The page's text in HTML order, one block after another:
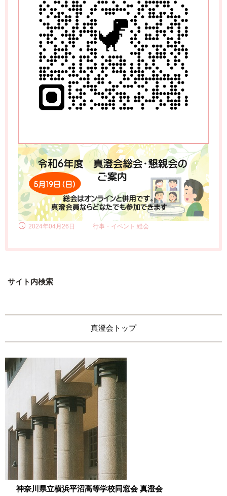
2024年04月26日 行事・イベント:総会
サイト内検索
真澄会トップ
神奈川県立横浜平沼高等学校同窓会 真澄会